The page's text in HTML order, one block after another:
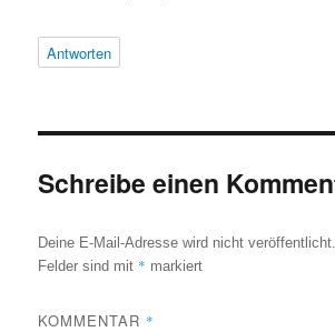
Antworten
Schreibe einen
Deine E-Mail-Adresse wird nicht veröffentlicht.
Felder sind mit * markiert
KOMMENTAR *